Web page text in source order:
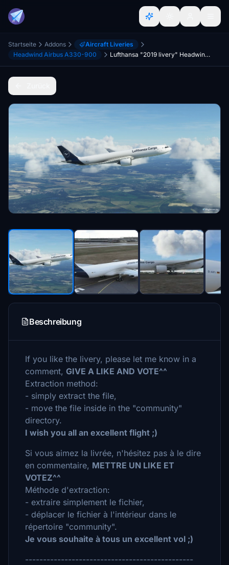
Startseite Addons
Aircraft Liveries
Headwind Airbus A330-900
Lufthansa "2019 livery" Headwind A330-900 (P2F)
Beschreibung
If you like the livery, please let me know in a
comment, GIVE A LIKE AND VOTE^^
Extraction method:
- simply extract the file,
- move the file inside in the "community"
directory.
I wish you all an excellent flight ;)
Si vous aimez la livrée, n'hésitez pas à le dire
en commentaire, METTRE UN LIKE ET
VOTEZ^^
Méthode d'extraction:
- extraire simplement le fichier,
- déplacer le fichier à l'intérieur dans le
répertoire "community".
Je vous souhaite à tous un excellent vol ;)
-----------------------------------------------